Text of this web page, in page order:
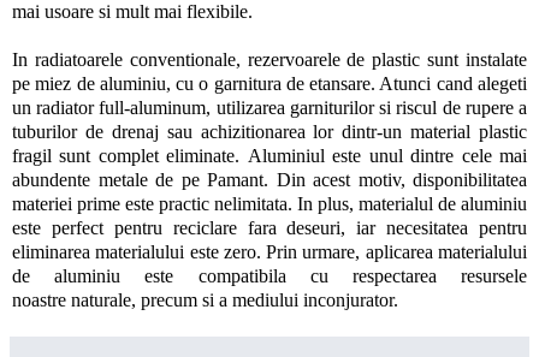
mai usoare si mult mai flexibile.
In radiatoarele conventionale, rezervoarele de plastic sunt instalate
pe miez de aluminiu, cu o garnitura de etansare. Atunci cand alegeti
un radiator full-aluminum, utilizarea garniturilor si riscul de rupere a
tuburilor de drenaj sau achizitionarea lor dintr-un material plastic
fragil sunt complet eliminate. Aluminiul este unul dintre cele mai
abundente metale de pe Pamant. Din acest motiv, disponibilitatea
materiei prime este practic nelimitata. In plus, materialul de aluminiu
este perfect pentru reciclare fara deseuri, iar necesitatea pentru
eliminarea materialului este zero. Prin urmare, aplicarea materialului
de aluminiu este compatibila cu respectarea resursele
noastre naturale, precum si a mediului inconjurator.